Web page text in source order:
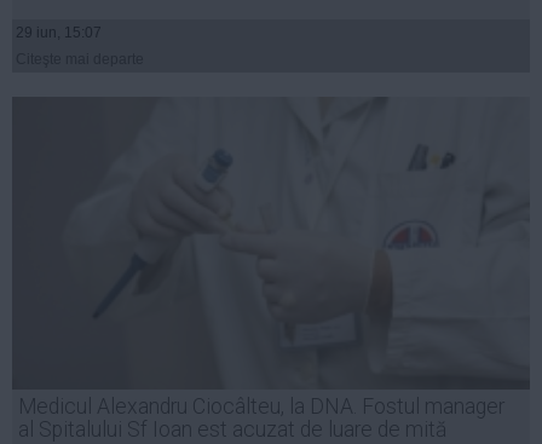
29 iun, 15:07
Medicul Alexandru Ciocâlteu, la DNA. Fostul manager
al Spitalului Sf Ioan est acuzat de luare de mită